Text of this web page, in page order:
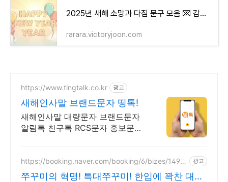
2025년 새해 소망과 다짐 문구 모음 💌 감동을 전하는 인사말 추천
rarara.victoryjoon.com
https://www.tingtalk.co.kr 광고
새해인사말 브랜드문자 띵톡!
새해인사말 대량문자 브랜드문자
알림톡 친구톡 RCS문자 홍보문자
https://booking.naver.com/booking/6/bizes/1494
광고
쭈꾸미의 혁명! 특대쭈꾸미! 한입에 꽉찬 대왕